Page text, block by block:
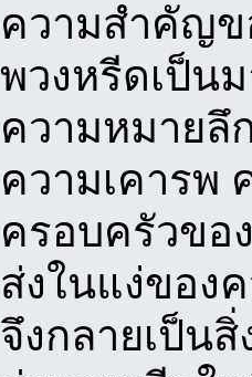
ความสำคัญข
พวงหรีดเป็น
ความหมายลึ
ความเคารพ
ครอบครัวขอ
ส่งในแง่ของ
จึงกลายเป็น